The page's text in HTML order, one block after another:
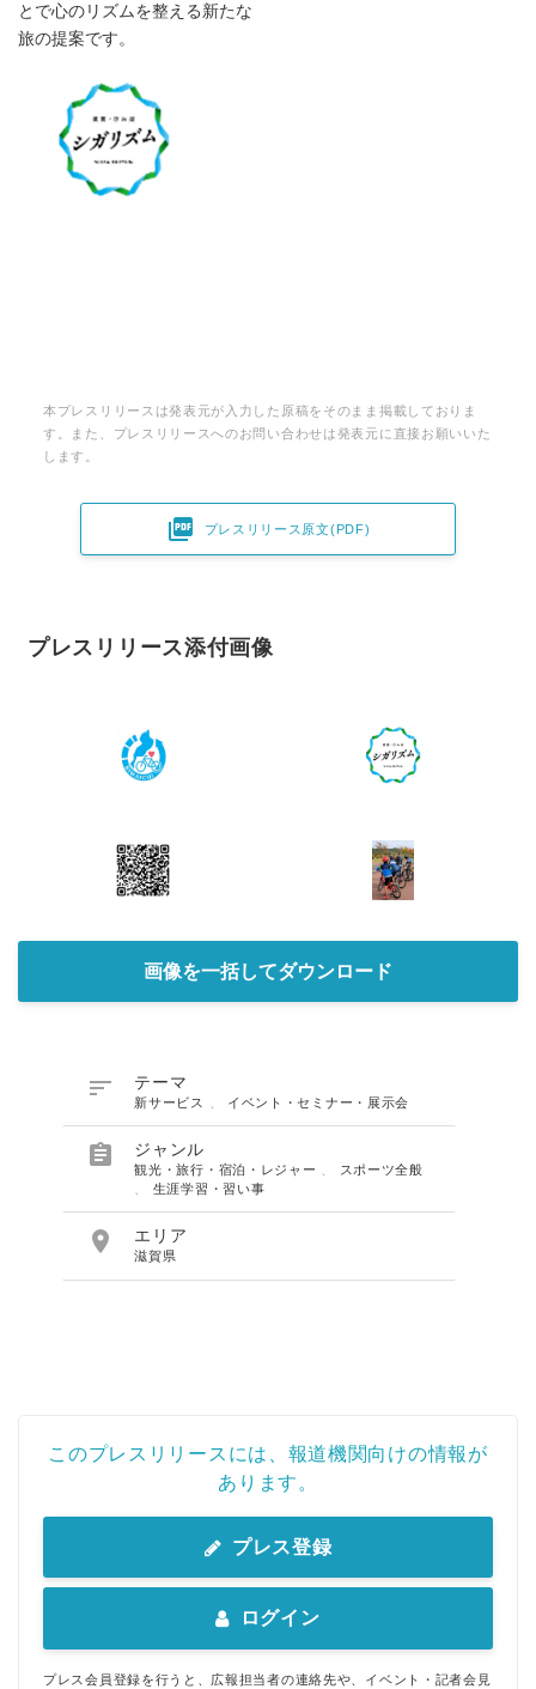
とで心のリズムを整える新たな
旅の提案です。
本プレスリリースは発表元が入力した原稿をそのまま掲載しておりま
す。また、プレスリリースへのお問い合わせは発表元に直接お願いいた
します。
 プレスリリース原文(PDF)
プレスリリース添付画像
画像を一括してダウンロード
 テーマ
新サービス イベント・セミナー・展示会
 ジャンル
観光・旅行・宿泊・レジャー
スポーツ全般
生涯学習・習い事
 エリア
滋賀県
このプレスリリースには、報道機関向けの情報が
あります。
プレス登録
ログイン
プレス会員登録を行うと、広報担当者の連絡先や、イベント・記者会見